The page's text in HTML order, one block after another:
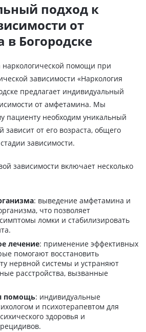
подход к
от
Богородске
помощи при
зависимости «Наркология
предлагает индивидуальный
от амфетамина. Мы
пациенту необходим уникальный
зависит от его возраста, общего
зависимости.
зависимости включает несколько
: выведение амфетамина и
что позволяет
ломки и стабилизировать
лечение: применение эффективных
помогают восстановить
нервной системы и устраняют
расстройства, вызванные
помощь: индивидуальные
и психотерапевтом для
здоровья и